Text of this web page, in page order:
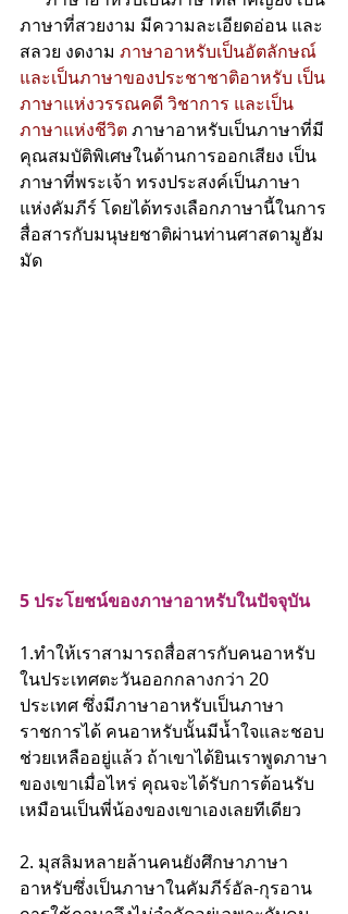
ภาษาที่สวยงาม มีความละเอียดอ่อน และ
สลวย งดงาม ภาษาอาหรับเป็นอัตลักษณ์
และเป็นภาษาของประชาชาติอาหรับ เป็น
ภาษาแห่งวรรณคดี วิชาการ และเป็น
ภาษาแห่งชีวิต ภาษาอาหรับเป็นภาษาที่มี
คุณสมบัติพิเศษในด้านการออกเสียง เป็น
ภาษาที่พระเจ้า ทรงประสงค์เป็นภาษา
แห่งคัมภีร์ โดยได้ทรงเลือกภาษานี้ในการ
สื่อสารกับมนุษยชาติผ่านท่านศาสดามูฮัม
มัด
5 ประโยชน์ของภาษาอาหรับในปัจจุบัน
1.ทำให้เราสามารถสื่อสารกับคนอาหรับ
ในประเทศตะวันออกกลางกว่า 20
ประเทศ ซึ่งมีภาษาอาหรับเป็นภาษา
ราชการได้ คนอาหรับนั้นมีน้ำใจและชอบ
ช่วยเหลืออยู่แล้ว ถ้าเขาได้ยินเราพูดภาษา
ของเขาเมื่อไหร่ คุณจะได้รับการต้อนรับ
เหมือนเป็นพี่น้องของเขาเองเลยทีเดียว
2. มุสลิมหลายล้านคนยังศึกษาภาษา
อาหรับซึ่งเป็นภาษาในคัมภีร์อัล-กุรอาน